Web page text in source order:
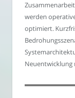
werden
optimiert.
Neuentwicklung